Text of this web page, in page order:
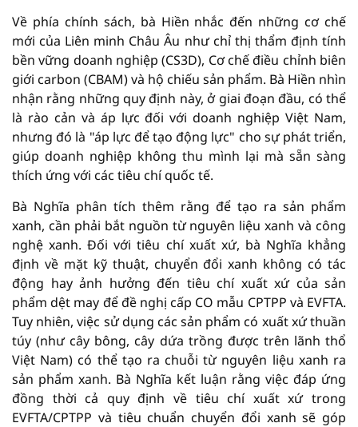
Về phía chính sách, bà Hiền nhắc đến những cơ chế
mới của Liên minh Châu Âu như chỉ thị thẩm định tính
bền vững doanh nghiệp (CS3D), Cơ chế điều chỉnh biên
giới carbon (CBAM) và hộ chiếu sản phẩm. Bà Hiền nhìn
nhận rằng những quy định này, ở giai đoạn đầu, có thể
là rào cản và áp lực đối với doanh nghiệp Việt Nam,
nhưng đó là "áp lực để tạo động lực" cho sự phát triển,
giúp doanh nghiệp không thu mình lại mà sẵn sàng
thích ứng với các tiêu chí quốc tế.
Bà Nghĩa phân tích thêm rằng để tạo ra sản phẩm
xanh, cần phải bắt nguồn từ nguyên liệu xanh và công
nghệ xanh. Đối với tiêu chí xuất xứ, bà Nghĩa khẳng
định về mặt kỹ thuật, chuyển đổi xanh không có tác
động hay ảnh hưởng đến tiêu chí xuất xứ của sản
phẩm dệt may để đề nghị cấp CO mẫu CPTPP và EVFTA.
Tuy nhiên, việc sử dụng các sản phẩm có xuất xứ thuần
túy (như cây bông, cây dứa trồng được trên lãnh thổ
Việt Nam) có thể tạo ra chuỗi từ nguyên liệu xanh ra
sản phẩm xanh. Bà Nghĩa kết luận rằng việc đáp ứng
đồng thời cả quy định về tiêu chí xuất xứ trong
EVFTA/CPTPP và tiêu chuẩn chuyển đổi xanh sẽ góp